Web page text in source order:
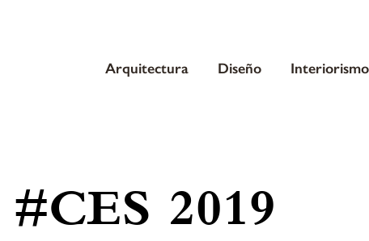
Arquitectura Diseño Interiorismo
#CES 2019